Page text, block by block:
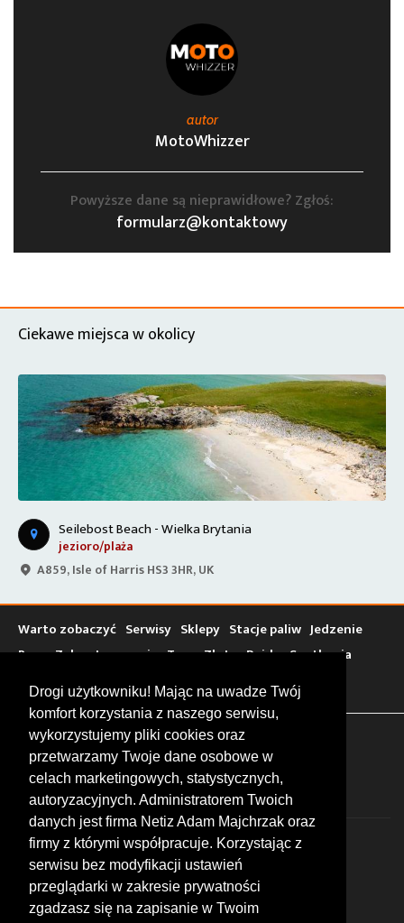
Drogi użytkowniku! Mając na uwadze Twój
komfort korzystania z naszego serwisu,
wykorzystujemy pliki cookies oraz
przetwarzamy Twoje dane osobowe w
celach marketingowych, statystycznych,
autoryzacyjnych. Administratorem Twoich
danych jest firma Netiz Adam Majchrzak oraz
firmy z którymi współpracuje. Korzystając z
serwisu bez modyfikacji ustawień
przeglądarki w zakresie prywatności
zgadzasz się na zapisanie w Twoim
autor
MotoWhizzer
Powyższe dane są nieprawidłowe? Zgłoś:
formularz@kontaktowy
Ciekawe miejsca w okolicy
Seilebost Beach - Wielka Brytania
jezioro/plaża
A859, Isle of Harris HS3 3HR, UK
Warto zobaczyć Serwisy Sklepy Stacje paliw Jedzenie
Bary Zakwaterowanie Tory Zloty Rajdy Spotkania
Targi
Giełdy Szkolenia
FOLLOW US
© 2026 by MotoWhizzer.com